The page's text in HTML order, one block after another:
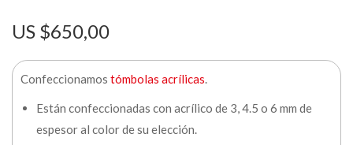
$650,00
Confeccionamos tómbolas acrílicas.
Están confeccionadas con acrílico de 3, 4.5 o 6 mm de
espesor al color de su elección.